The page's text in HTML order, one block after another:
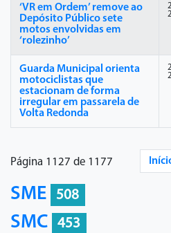
‘VR em Ordem’ remove ao
Depósito Público sete
motos envolvidas em
‘rolezinho’
Guarda Municipal orienta
motociclistas que
estacionam de forma
irregular em passarela de
Volta Redonda
Página 1127 de 1177
SME 508
SMC 453